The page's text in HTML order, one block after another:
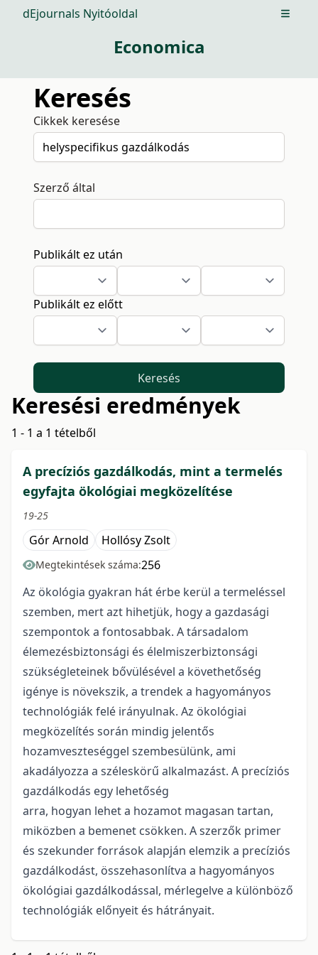
dEjournals Nyitóoldal Open
Economica
Keresés
Cikkek keresése
Szerző által
Publikált ez után
Publikált ez előtt
Keresés
Keresési eredmények
1 - 1 a 1 tételből
A precíziós gazdálkodás, mint a termelés
egyfajta ökológiai megközelítése
19-25
Gór Arnold Hollósy Zsolt
Megtekintések száma:256
Az ökológia gyakran hát érbe kerül a termeléssel
szemben, mert azt hihetjük, hogy a gazdasági
szempontok a fontosabbak. A társadalom
élemezésbiztonsági és élelmiszerbiztonsági
szükségleteinek bővülésével a követhetőség
igénye is növekszik, a trendek a hagyományos
technológiák felé irányulnak. Az ökológiai
megközelítés során mindig jelentős
hozamveszteséggel szembesülünk, ami
akadályozza a széleskörű alkalmazást. A precíziós
gazdálkodás egy lehetőség
arra, hogyan lehet a hozamot magasan tartan,
miközben a bemenet csökken. A szerzők primer
és szekunder források alapján elemzik a precíziós
gazdálkodást, összehasonlítva a hagyományos
ökológiai gazdálkodással, mérlegelve a különböző
technológiák előnyeit és hátrányait.